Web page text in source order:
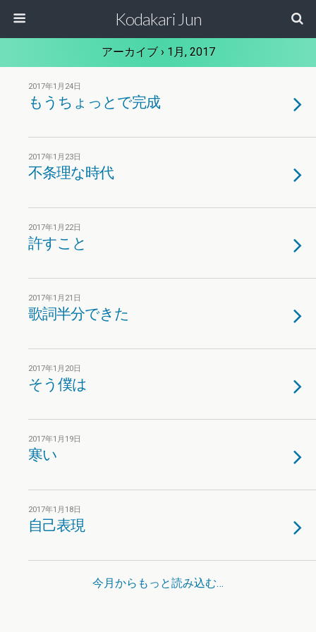
Kodakari Jun
アーカイブ › 1月, 2017
2017年1月24日
もうちょっとで完成
2017年1月23日
不条理な時代
2017年1月22日
許すこと
2017年1月21日
歌詞半分できた
2017年1月20日
そう僕は
2017年1月19日
寒い
2017年1月18日
自己表現
今月からもっと読み込む…